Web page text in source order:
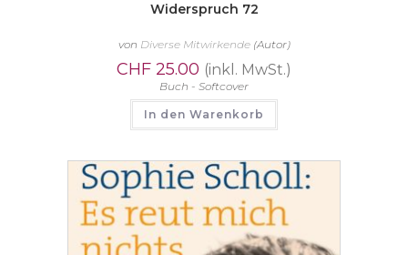
Widerspruch 72
von Diverse Mitwirkende(Autor)
CHF 25.00 (inkl. MwSt.)
Buch - Softcover
In den Warenkorb